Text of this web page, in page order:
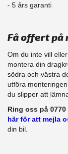
​- 5 års garanti
Få offert
Om du inte vill
montera din
södra och västra
​utföra
du slipper att
Ring oss på 0770
här för att mejla
din bil.